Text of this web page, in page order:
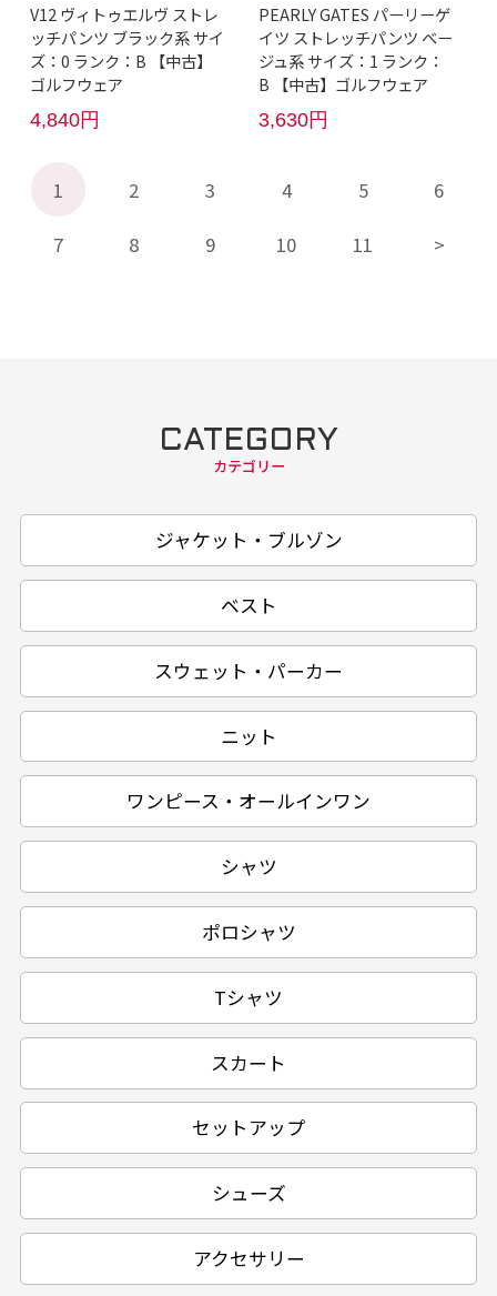
V12 ヴィトゥエルヴ ストレ
ッチパンツ ブラック系 サイ
ズ：0 ランク：B 【中古】
ゴルフウェア
4,840円
PEARLY GATES パーリーゲ
イツ ストレッチパンツ ベー
ジュ系 サイズ：1 ランク：
B 【中古】ゴルフウェア
3,630円
1 2 3 4 5 6
7 8 9 10 11
CATEGORY
カテゴリー
ジャケット・ブルゾン
ベスト
スウェット・パーカー
ニット
ワンピース・オールインワン
シャツ
ポロシャツ
Tシャツ
スカート
セットアップ
シューズ
アクセサリー